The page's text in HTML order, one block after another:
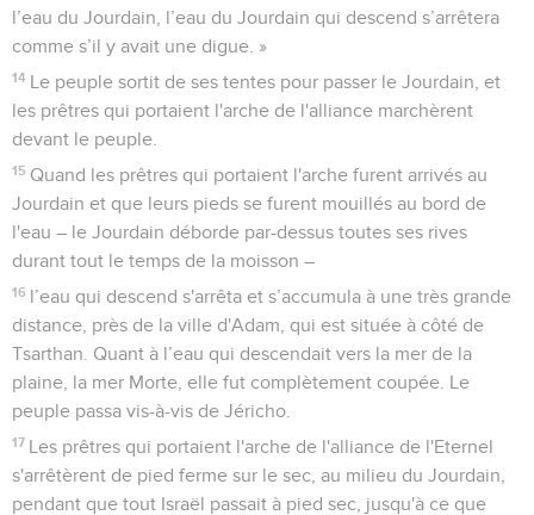
l’eau du Jourdain, l’eau du Jourdain qui descend s’arrêtera
comme s’il y avait une digue. »
14 Le peuple sortit de ses tentes pour passer le Jourdain, et
les prêtres qui portaient l'arche de l'alliance marchèrent
devant le peuple.
15 Quand les prêtres qui portaient l'arche furent arrivés au
Jourdain et que leurs pieds se furent mouillés au bord de
l'eau – le Jourdain déborde par-dessus toutes ses rives
durant tout le temps de la moisson –
16 l’eau qui descend s'arrêta et s’accumula à une très grande
distance, près de la ville d'Adam, qui est située à côté de
Tsarthan. Quant à l’eau qui descendait vers la mer de la
plaine, la mer Morte, elle fut complètement coupée. Le
peuple passa vis-à-vis de Jéricho.
17 Les prêtres qui portaient l'arche de l'alliance de l'Eternel
s'arrêtèrent de pied ferme sur le sec, au milieu du Jourdain,
pendant que tout Israël passait à pied sec, jusqu'à ce que